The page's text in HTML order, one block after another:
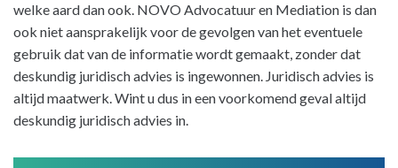
welke aard dan ook. NOVO Advocatuur en Mediation is dan
ook niet aansprakelijk voor de gevolgen van het eventuele
gebruik dat van de informatie wordt gemaakt, zonder dat
deskundig juridisch advies is ingewonnen. Juridisch advies is
altijd maatwerk. Wint u dus in een voorkomend geval altijd
deskundig juridisch advies in.